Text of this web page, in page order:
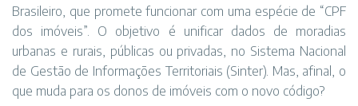
Brasileiro, que promete funcionar com uma espécie de “CPF
dos imóveis”. O objetivo é unificar dados de moradias
urbanas e rurais, públicas ou privadas, no Sistema Nacional
de Gestão de Informações Territoriais (Sinter). Mas, afinal, o
que muda para os donos de imóveis com o novo código?